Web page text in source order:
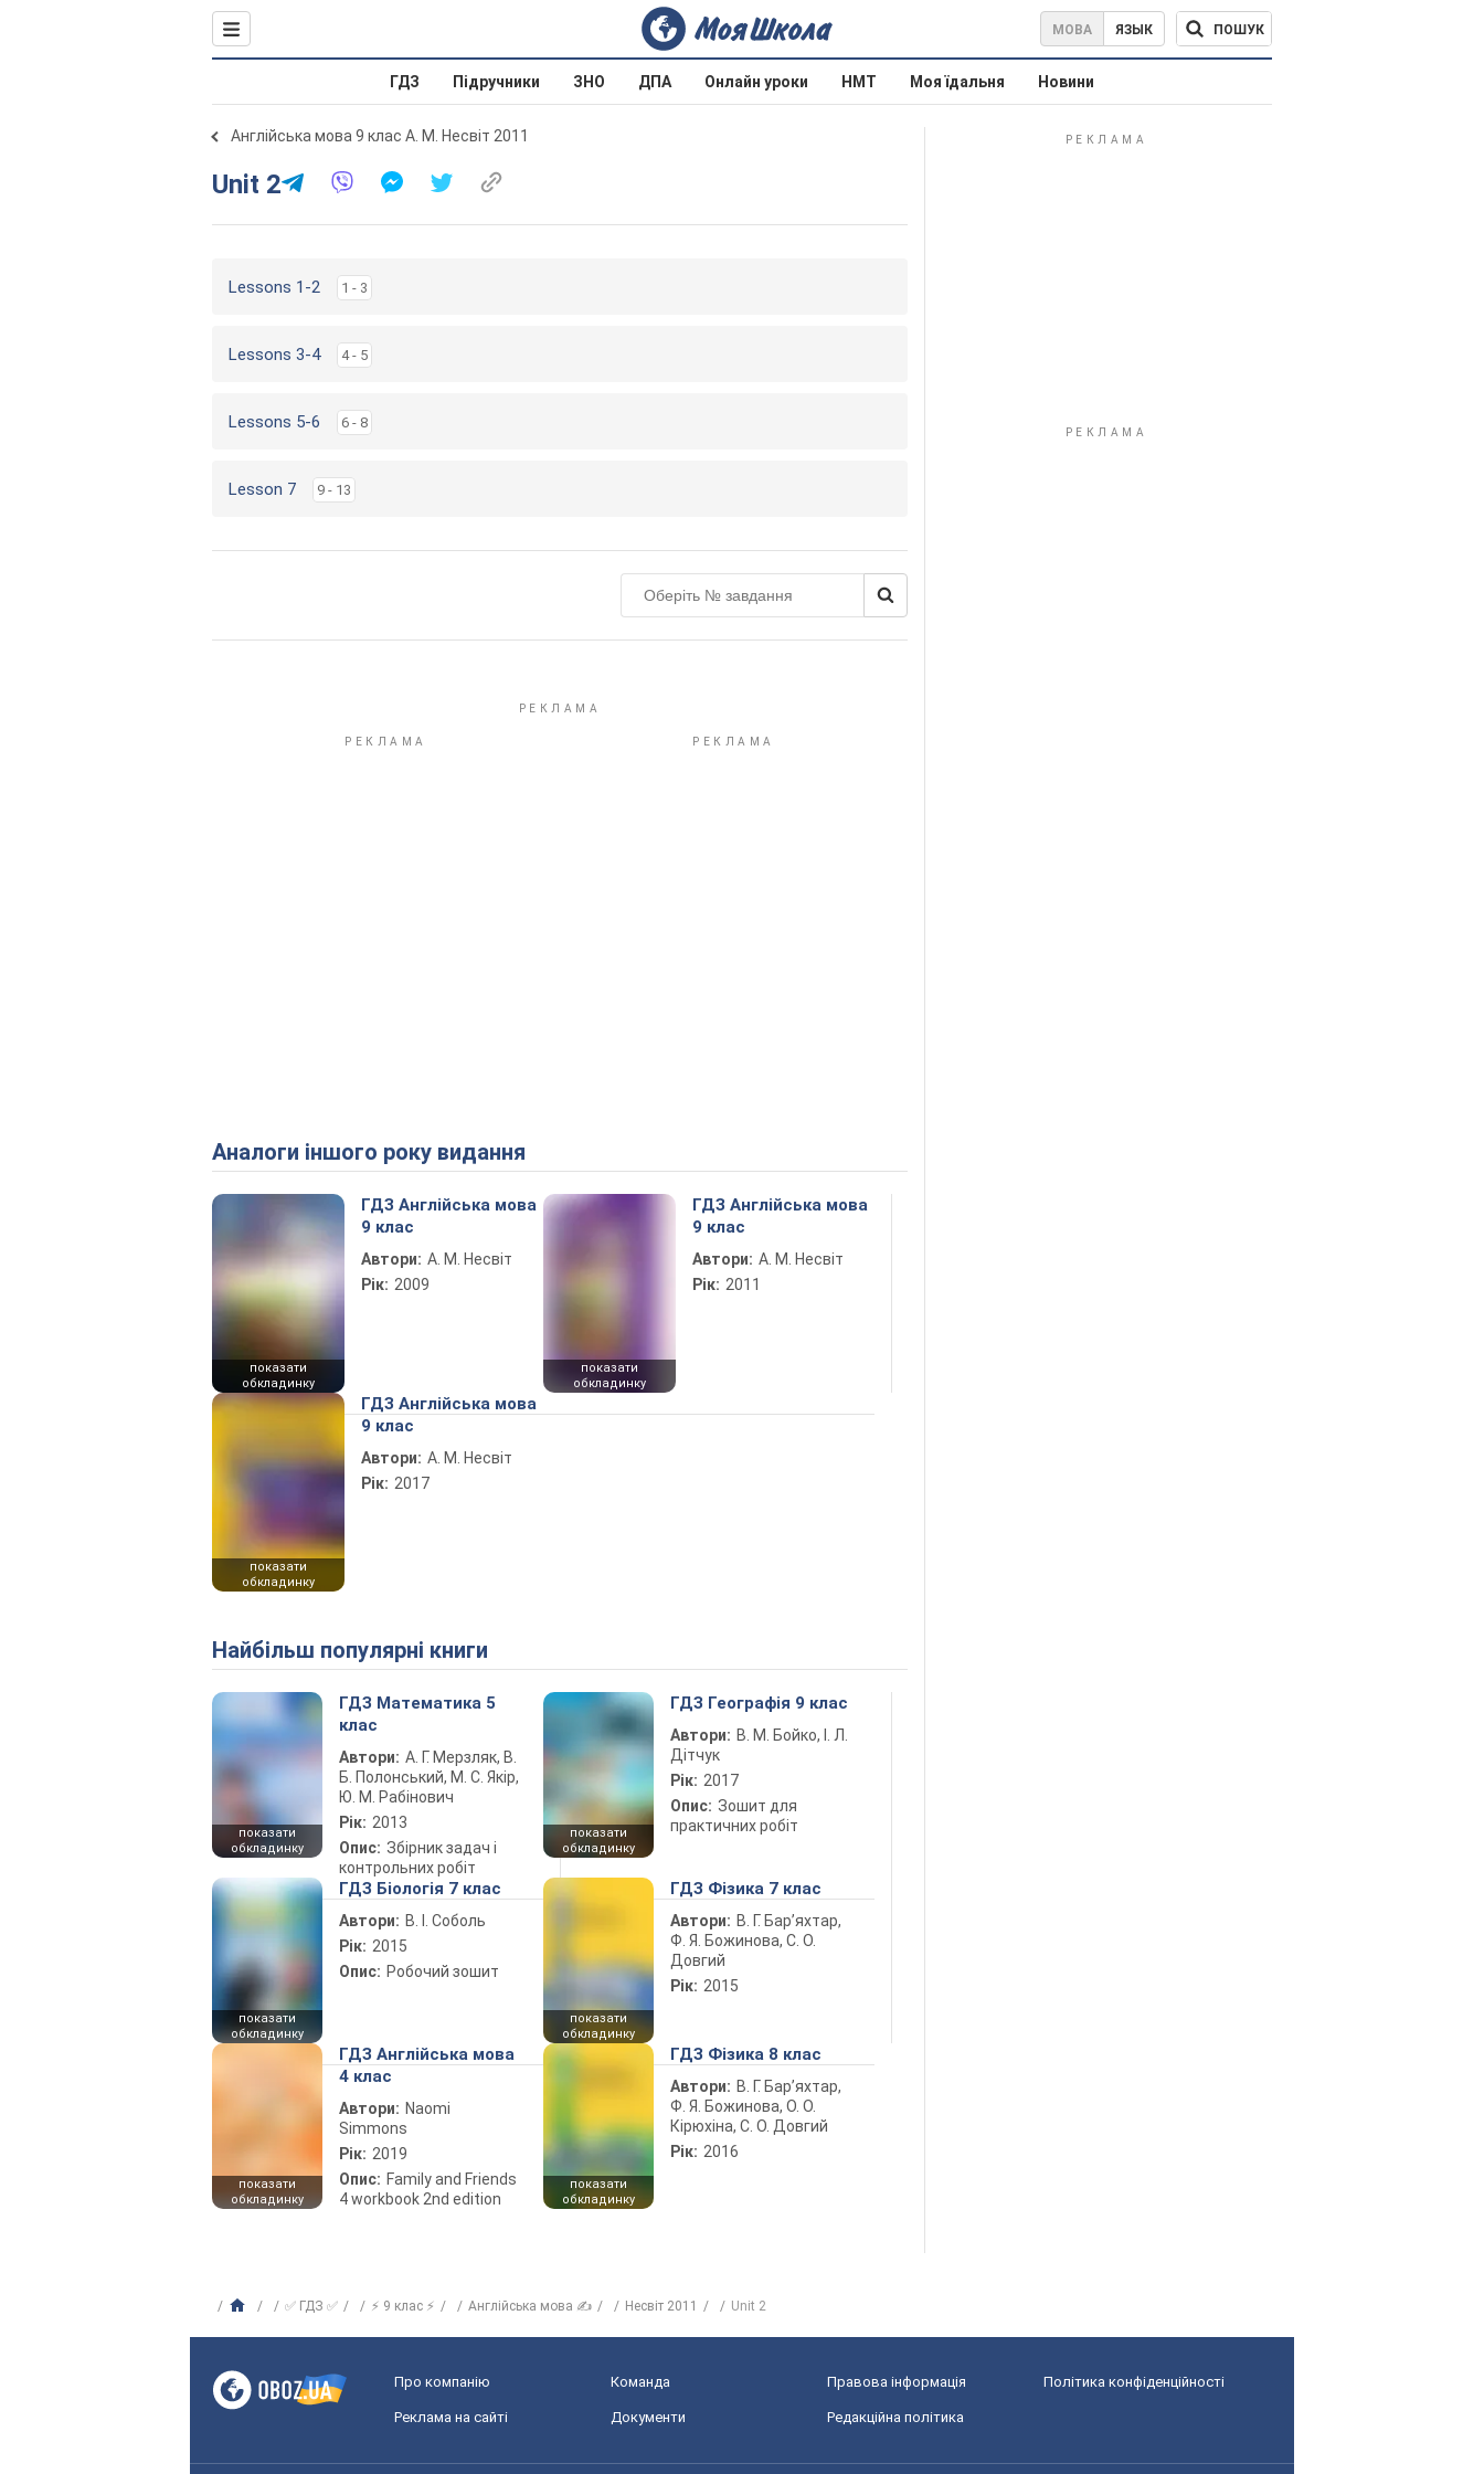
МОВА ЯЗЫК ПОШУК
ГДЗ Підручники ЗНО ДПА Онлайн уроки НМТ Моя їдальня Новини
Англійська мова 9 клас А. М. Несвіт 2011
Unit 2
Lessons 1-2 1 - 3
Lessons 3-4 4 - 5
Lessons 5-6 6 - 8
Lesson 7 9 - 13
Аналоги іншого року видання
показати
обкладинку
ГДЗ Англійська мова
9 клас
Автори: А. М. Несвіт
Рік: 2009
показати
обкладинку
ГДЗ Англійська мова
9 клас
Автори: А. М. Несвіт
Рік: 2011
показати
обкладинку
ГДЗ Англійська мова
9 клас
Автори: А. М. Несвіт
Рік: 2017
Найбільш популярні книги
показати
обкладинку
ГДЗ Математика 5
клас
Автори: А. Г. Мерзляк, В.
Б. Полонський, М. С. Якір,
Ю. М. Рабінович
Рік: 2013
Опис: Збірник задач і
контрольних робіт
показати
обкладинку
ГДЗ Географія 9 клас
Автори: В. М. Бойко, І. Л.
Дітчук
Рік: 2017
Опис: Зошит для
практичних робіт
показати
обкладинку
ГДЗ Біологія 7 клас
Автори: В. І. Соболь
Рік: 2015
Опис: Робочий зошит
показати
обкладинку
ГДЗ Фізика 7 клас
Автори: В. Г. Бар’яхтар,
Ф. Я. Божинова, С. О.
Довгий
Рік: 2015
показати
обкладинку
ГДЗ Англійська мова
4 клас
Автори: Naomi
Simmons
Рік: 2019
Опис: Family and Friends
4 workbook 2nd edition
показати
обкладинку
ГДЗ Фізика 8 клас
Автори: В. Г. Бар’яхтар,
Ф. Я. Божинова, О. О.
Кірюхіна, С. О. Довгий
Рік: 2016
✅ ГДЗ ✅ ⚡ 9 клас ⚡ Англійська мова ✍ Несвіт 2011 Unit 2
Про компанію Команда Правова інформація Політика конфіденційності
Реклама на сайті Документи Редакційна політика